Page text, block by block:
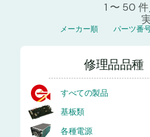
1 〜 50
メーカー順 パーツ番
修理品品種
すべての製品
基板類
各種電源